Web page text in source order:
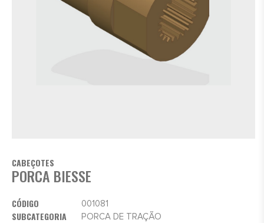
CABEÇOTES
PORCA BIESSE
CÓDIGO 001081
SUBCATEGORIA PORCA DE TRAÇÃO